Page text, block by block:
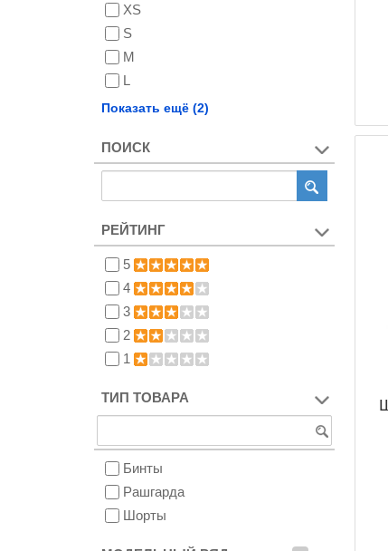
XS
S
M
L
XL
Показать ещё (2)
ПОИСК
РЕЙТИНГ
5
4
3
2
1
ТИП ТОВАРА
Бинты
Рашгарда
Шорты